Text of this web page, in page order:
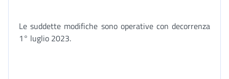
Le suddette modifiche sono operative con decorrenza
1° luglio 2023.